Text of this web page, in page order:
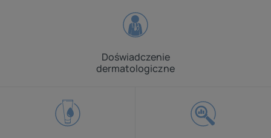
Doświadczenie
dermatologiczne